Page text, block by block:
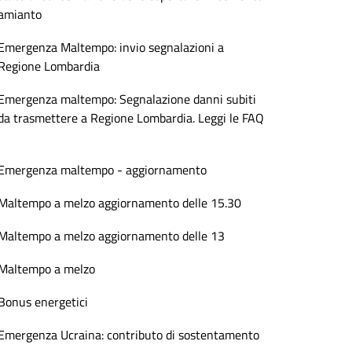
Maltempo: invio segnalazioni a
Lombardia
maltempo: Segnalazione danni subiti
trasmettere a Regione Lombardia. Leggi le FAQ
maltempo - aggiornamento
a melzo aggiornamento delle 15.30
a melzo aggiornamento delle 13
a melzo
energetici
Ucraina: contributo di sostentamento